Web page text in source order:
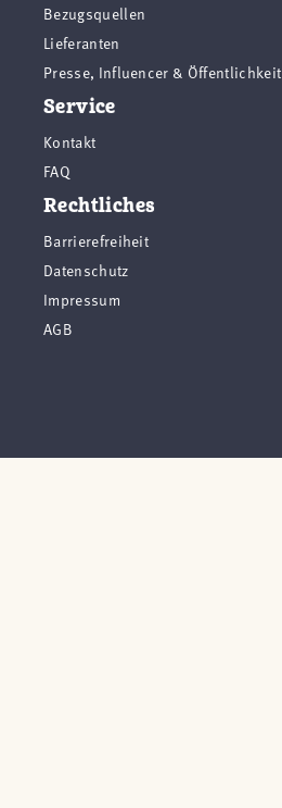
Bezugsquellen
Lieferanten
Presse, Influencer & Öffentlichkeit
Service
Kontakt
FAQ
Rechtliches
Barrierefreiheit
Datenschutz
Impressum
AGB